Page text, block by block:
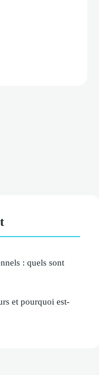
: quels sont
et pourquoi est-